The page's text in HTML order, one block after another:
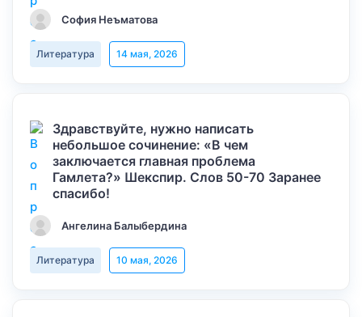
София Неъматова
Литература 14 мая, 2026
Здравствуйте, нужно написать
небольшое сочинение: «В чем
заключается главная проблема
Гамлета?» Шекспир. Слов 50-70 Заранее
спасибо!
Ангелина Балыбердина
Литература 10 мая, 2026